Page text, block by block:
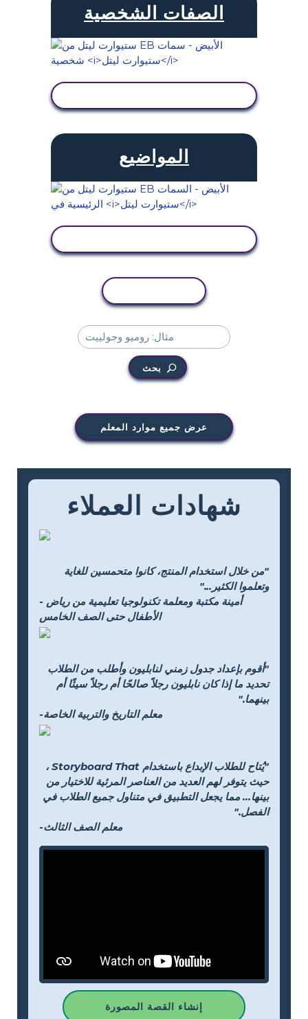
الصفات الشخصية
المواضيع
بحث
عرض جميع موارد المعلم
شهادات العملاء
"من خلال استخدام المنتج، كانوا متحمسين للغاية
وتعلموا الكثير..."
- أمينة مكتبة ومعلمة تكنولوجيا تعليمية من رياض
الأطفال حتى الصف الخامس
"أقوم بإعداد جدول زمني لنابليون وأطلب من الطلاب
تحديد ما إذا كان نابليون رجلاً صالحًا أم رجلاً سيئًا أم
بينهما."
-معلم التاريخ والتربية الخاصة
"يُتاح للطلاب الإبداع باستخدام Storyboard That ،
حيث يتوفر لهم العديد من العناصر المرئية للاختيار من
بينها... مما يجعل التطبيق في متناول جميع الطلاب في
الفصل."
-معلم الصف الثالث
إنشاء القصة المصورة